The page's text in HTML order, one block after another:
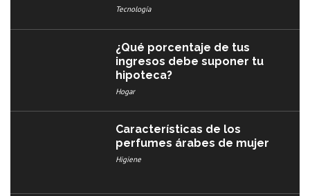
Tecnología
¿Qué porcentaje de tus
ingresos debe suponer tu
hipoteca?
Hogar
Características de los
perfumes árabes de mujer
Higiene